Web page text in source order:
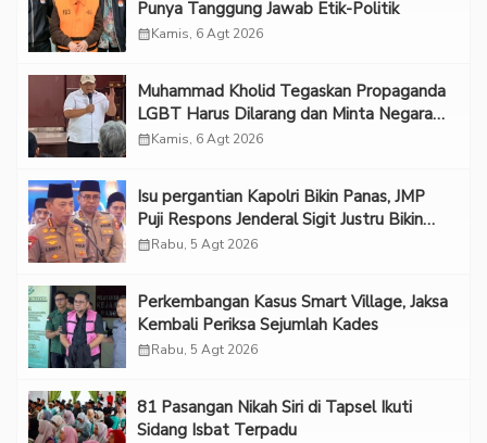
Punya Tanggung Jawab Etik-Politik
calendar_monthKamis, 6 Agt 2026
Muhammad Kholid Tegaskan Propaganda
LGBT Harus Dilarang dan Minta Negara
Melindungi Korban
calendar_monthKamis, 6 Agt 2026
Isu pergantian Kapolri Bikin Panas, JMP
Puji Respons Jenderal Sigit Justru Bikin
“Adem”
calendar_monthRabu, 5 Agt 2026
Perkembangan Kasus Smart Village, Jaksa
Kembali Periksa Sejumlah Kades
calendar_monthRabu, 5 Agt 2026
81 Pasangan Nikah Siri di Tapsel Ikuti
Sidang Isbat Terpadu